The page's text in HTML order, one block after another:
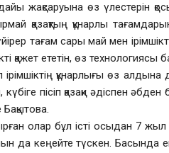
жақсаруына өз үлестерін
қазақтың құнарлы
тағам сары май мен
қажет ететін, өз технологиясы
құнарлығы өз алдына
күбіге пісіп қазақи әдіспен
олар бұл істі осыдан 7
да кеңейте түскен. Басында